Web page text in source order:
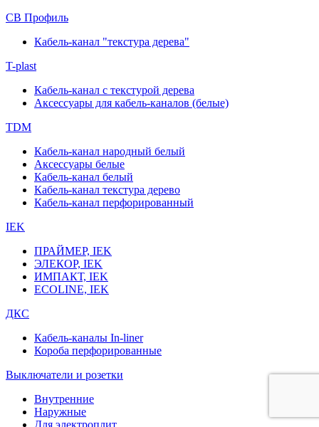
СВ Профиль
Кабель-канал "текстура дерева"
T-plast
Кабель-канал с текстурой дерева
Аксессуары для кабель-каналов (белые)
TDM
Кабель-канал народный белый
Аксессуары белые
Кабель-канал белый
Кабель-канал текстура дерево
Кабель-канал перфорированный
IEK
ПРАЙМЕР, IEK
ЭЛЕКОР, IEK
ИМПАКТ, IEK
ECOLINE, IEK
ДКС
Кабель-каналы In-liner
Короба перфорированные
Выключатели и розетки
Внутренние
Наружные
Для электроплит